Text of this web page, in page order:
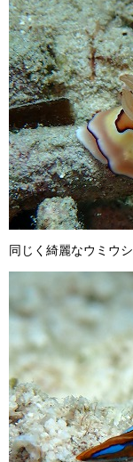
同じく綺麗なウミウシ